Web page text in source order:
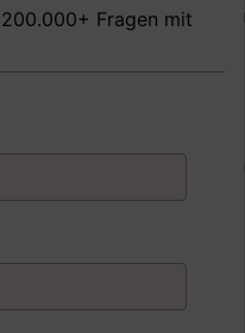
nach besitzen, um in
Fragen mit